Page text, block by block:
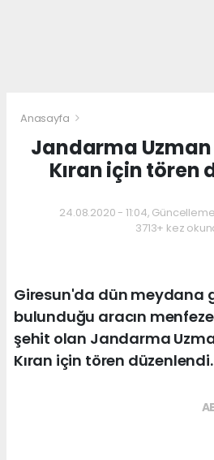
Anasayfa
Jandarma
Kıran için tören
24.08.2020 - 11:04,
3713+ kez
Giresun'da dün meydana
bulunduğu aracın
şehit olan Jandarma
Kıran için tören düzenlendi.